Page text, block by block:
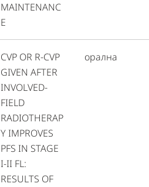
MAINTENANC
E
CVP OR R-CVP
GIVEN AFTER
INVOLVED-
FIELD
RADIOTHERAP
Y IMPROVES
PFS IN STAGE
I-II FL:
RESULTS OF
орална